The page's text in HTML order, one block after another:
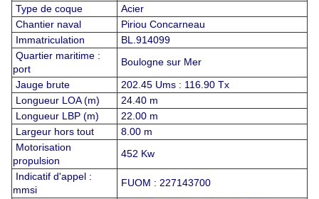
Type de coque
Acier
Chantier naval
Piriou Concarneau
Immatriculation
BL.914099
Quartier maritime :
port
Boulogne sur Mer
Jauge brute
202.45 Ums : 116.90 Tx
Longueur LOA (m)
24.40 m
Longueur LBP (m)
22.00 m
Largeur hors tout
8.00 m
Motorisation
propulsion
452 Kw
Indicatif d'appel :
mmsi
FUOM : 227143700